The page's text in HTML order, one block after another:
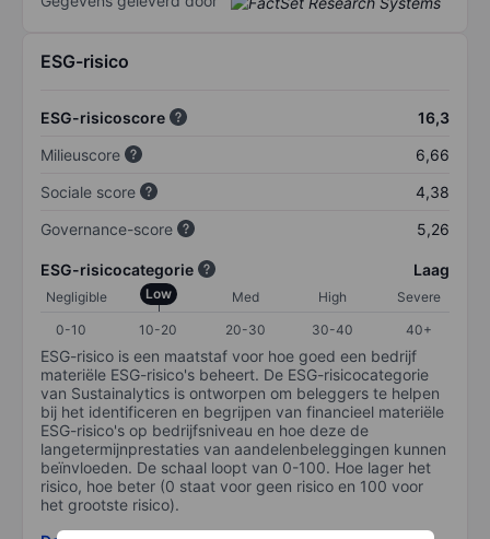
ESG-risico
ESG-risicoscore
16,3
Milieuscore
6,66
Sociale score
4,38
Governance-score
5,26
ESG-risicocategorie Laag
Negligible Low Med High
Severe
0-10
10-20 20-30 30-40 40+
ESG-risico is een maatstaf voor hoe goed een bedrijf
materiële ESG-risico's beheert. De ESG-risicocategorie
van Sustainalytics is ontworpen om beleggers te helpen
bij het identificeren en begrijpen van financieel materiële
ESG-risico's op bedrijfsniveau en hoe deze de
langetermijnprestaties van aandelenbeleggingen kunnen
beïnvloeden. De schaal loopt van 0-100. Hoe lager het
risico, hoe beter (0 staat voor geen risico en 100 voor
het grootste risico).